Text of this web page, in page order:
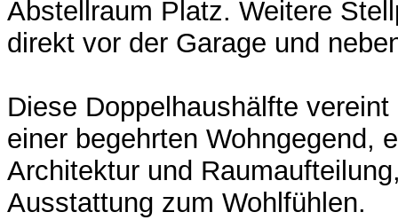
Abstellraum Platz. Weitere
direkt vor der Garage und
Diese Doppelhaushälfte
einer begehrten Wohngegend,
Architektur und
Ausstattung zum Wohlfühlen.